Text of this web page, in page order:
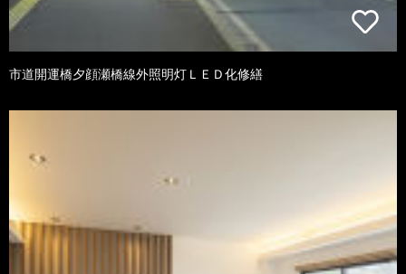
市道開運橋夕顔瀬橋線外照明灯ＬＥＤ化修繕